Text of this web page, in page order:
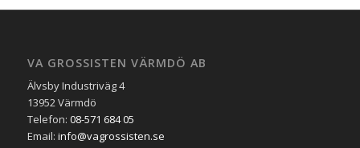
VA GROSSISTEN VÄRMDÖ AB
Älvsby Industriväg 4
13952 Värmdö
Telefon: 08-571 684 05
Email: info@vagrossisten.se